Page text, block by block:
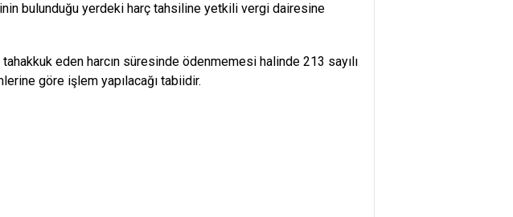
bulunduğu yerdeki harç tahsiline yetkili vergi dairesine
eden harcın süresinde ödenmemesi halinde 213 sayılı
göre işlem yapılacağı tabiidir.